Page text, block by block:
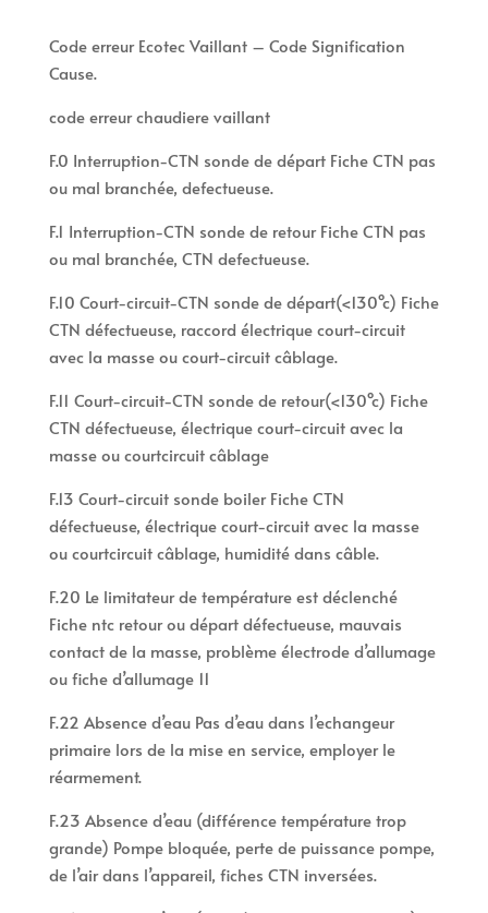
Code erreur Ecotec Vaillant – Code Signification
Cause.
code erreur chaudiere vaillant
F.0 Interruption-CTN sonde de départ Fiche CTN pas
ou mal branchée, defectueuse.
F.1 Interruption-CTN sonde de retour Fiche CTN pas
ou mal branchée, CTN defectueuse.
F.10 Court-circuit-CTN sonde de départ(<130°c) Fiche
CTN défectueuse, raccord électrique court-circuit
avec la masse ou court-circuit câblage.
F.11 Court-circuit-CTN sonde de retour(<130°c) Fiche
CTN défectueuse, électrique court-circuit avec la
masse ou courtcircuit câblage
F.13 Court-circuit sonde boiler Fiche CTN
défectueuse, électrique court-circuit avec la masse
ou courtcircuit câblage, humidité dans câble.
F.20 Le limitateur de température est déclenché
Fiche ntc retour ou départ défectueuse, mauvais
contact de la masse, problème électrode d’allumage
ou fiche d’allumage 11
F.22 Absence d’eau Pas d’eau dans l’echangeur
primaire lors de la mise en service, employer le
réarmement.
F.23 Absence d’eau (différence température trop
grande) Pompe bloquée, perte de puissance pompe,
de l’air dans l’appareil, fiches CTN inversées.